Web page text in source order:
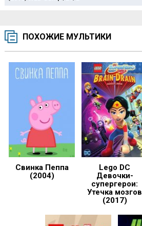
ПОХОЖИЕ МУЛЬТИКИ
Свинка Пеппа
(2004)
Lego DC
Девочки-
супергерои:
Утечка мозгов
(2017)